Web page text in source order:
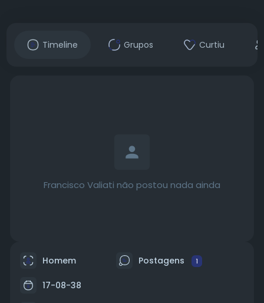
Timeline Grupos Curtiu
Francisco Valiati não postou nada ainda
Homem Postagens 1
17-08-38